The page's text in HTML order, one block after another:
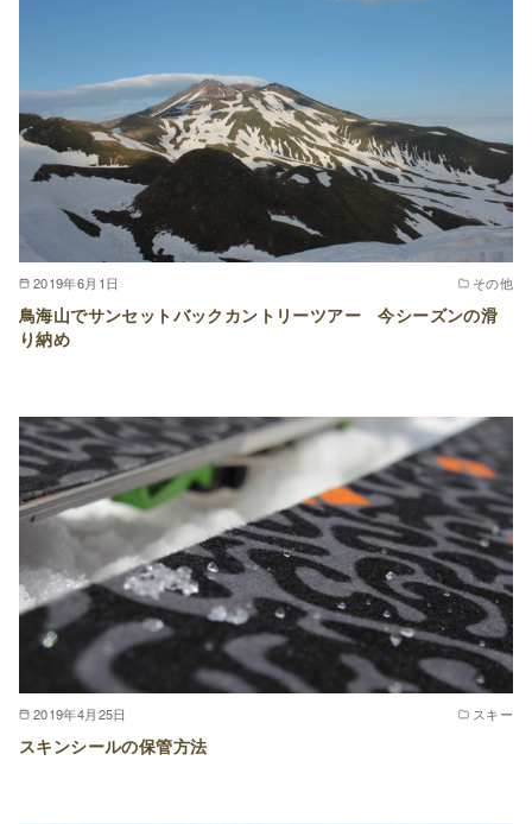
2019年6月1日 その他
鳥海山でサンセットバックカントリーツアー 今シーズンの滑
り納め
2019年4月25日 スキー
スキンシールの保管方法